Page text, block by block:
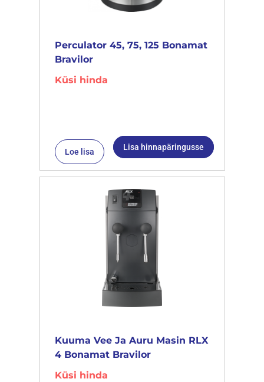
Perculator 45, 75, 125 Bonamat
Bravilor
Küsi hinda
Loe lisa Lisa hinnapäringusse
Kuuma Vee Ja Auru Masin RLX
4 Bonamat Bravilor
Küsi hinda